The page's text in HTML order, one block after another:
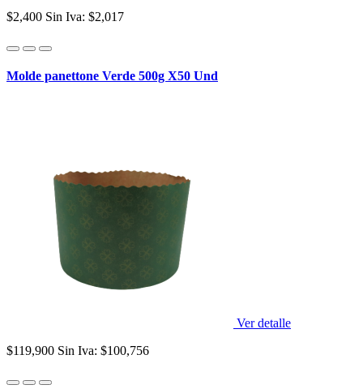
$2,400 Sin Iva: $2,017
Molde panettone Verde 500g X50 Und
Ver detalle
$119,900 Sin Iva: $100,756